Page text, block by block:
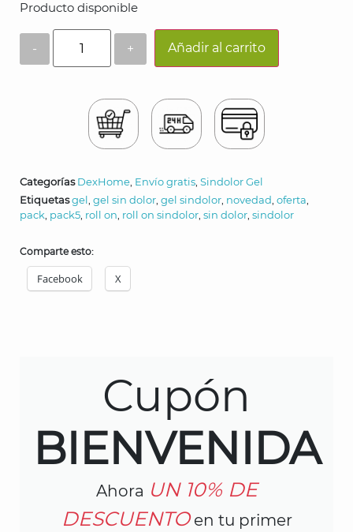
Producto disponible
Cantidad
Añadir al carrito
Categorías DexHome, Envío gratis, Sindolor Gel
Etiquetasgel , gel sin dolor, gel sindolor, novedad, oferta,
pack, pack5, roll on, roll on sindolor, sin dolor, sindolor
Comparte esto:
Facebook X
Cupón
BIENVENIDA
Ahora UN 10% DE
DESCUENTOen tu primer